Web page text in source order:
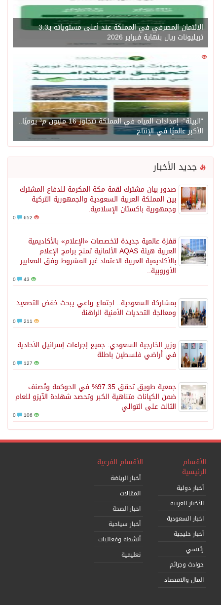
الائتمان المصرفي في المملكة عند أعلى مستوياته بـ3.3
تريليونات ريال بنهاية فبراير 2026
1450
“البيئة”: إمدادات المياه في المملكة تتجاوز 16 مليون م³ يوميًا..
الأكبر عالميًا في الإنتاج
جديد الأخبار
صدور بيان مشترك لقمة مكة المكرمة للدفاع المشترك
بين المملكة العربية السعودية والجمهورية التركية
وجمهورية باكستان الإسلامية.
652
قفزة عالمية جديدة لتخصصات «الإعلام» بالأكاديمية
العربية هيئة AQAS الألمانية تمنح برامج الإعلام
بالأكاديمية العربية الاعتماد غير المشروط وفق المعايير
الأوروبية..
43
بمشاركة السعودية.. اجتماع رباعي يبحث خفض التصعيد
ومعالجة التحديات الأمنية الراهنة
211
وزير الخارجية السعودي: جميع إجراءات إسرائيل الأحادية
في أراضي فلسطين باطلة
127
جمعية طويق تحقق 97.35% في الحوكمة وتُصنف
ضمن الكيانات متناهية الكبر وتحصد شهادة الآيزو للعام
الثالث على التوالي
106
الأقسام
الرئيسية
أخبار دولية
الأخبار العربية
اخبار السعودية
أخبار خليجية
رئيسي
حوادث وجرائم
المال والاقتصاد
الأقسام الفرعية
أخبار الرياضة
المقالات
اخبار الصحة
أخبار سياحية
أنشطة وفعاليات
تعليمية